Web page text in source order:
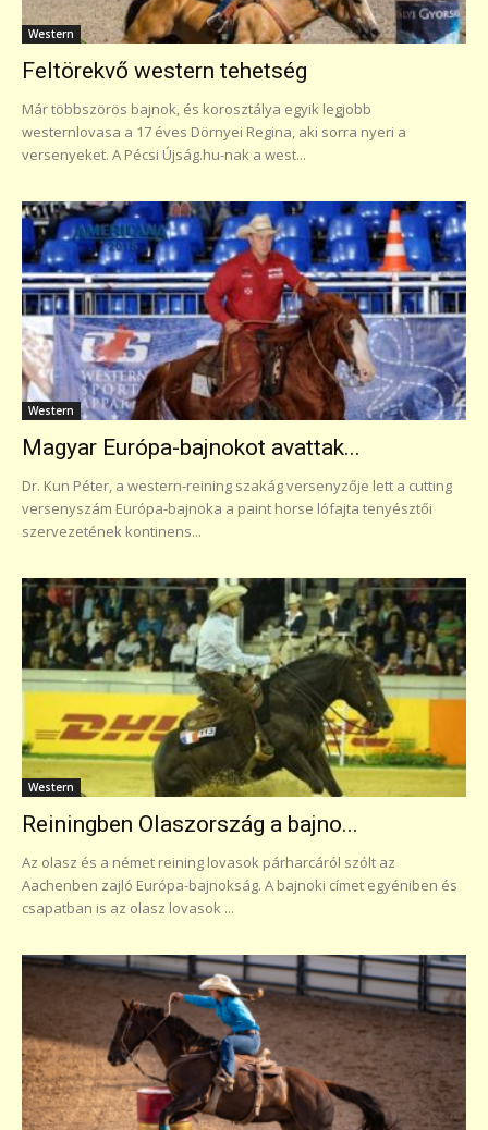
Western
Feltörekvő western tehetség
Már többszörös bajnok, és korosztálya egyik legjobb
westernlovasa a 17 éves Dörnyei Regina, aki sorra nyeri a
versenyeket. A Pécsi Újság.hu-nak a west...
Western
Magyar Európa-bajnokot avattak...
Dr. Kun Péter, a western-reining szakág versenyzője lett a cutting
versenyszám Európa-bajnoka a paint horse lófajta tenyésztői
szervezetének kontinens...
Western
Reiningben Olaszország a bajno...
Az olasz és a német reining lovasok párharcáról szólt az
Aachenben zajló Európa-bajnokság. A bajnoki címet egyéniben és
csapatban is az olasz lovasok ...